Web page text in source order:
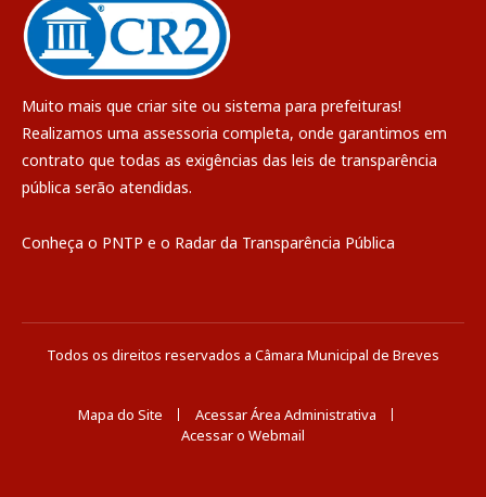
Muito mais que criar site ou sistema para prefeituras!
Realizamos uma assessoria completa, onde garantimos em
contrato que todas as exigências das leis de transparência
pública serão atendidas.
Conheça o PNTP e o Radar da Transparência Pública
Todos os direitos reservados a Câmara Municipal de Breves
Mapa do Site
Acessar Área Administrativa
Acessar o Webmail